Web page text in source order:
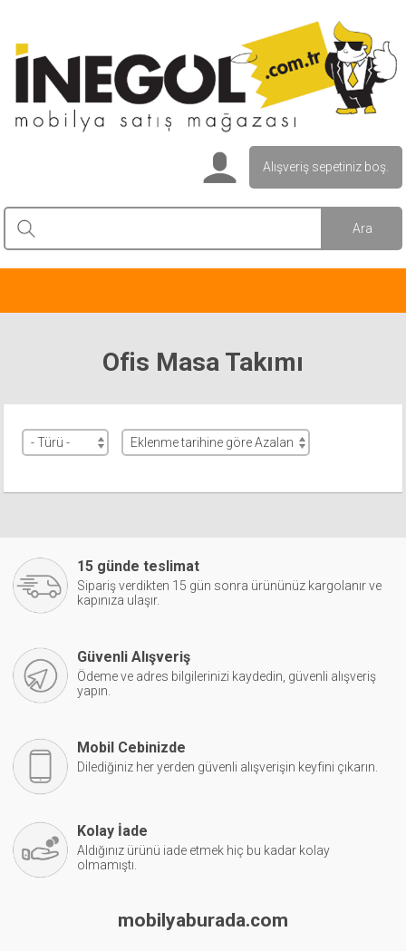
Alışveriş sepetiniz boş.
Ofis Masa Takımı
15 günde teslimat
Sipariş verdikten 15 gün sonra ürününüz kargolanır ve
kapınıza ulaşır.
Güvenli Alışveriş
Ödeme ve adres bilgilerinizi kaydedin, güvenli alışveriş
yapın.
Mobil Cebinizde
Dilediğiniz her yerden güvenli alışverişin keyfini çıkarın.
Kolay İade
Aldığınız ürünü iade etmek hiç bu kadar kolay
olmamıştı.
mobilyaburada.com